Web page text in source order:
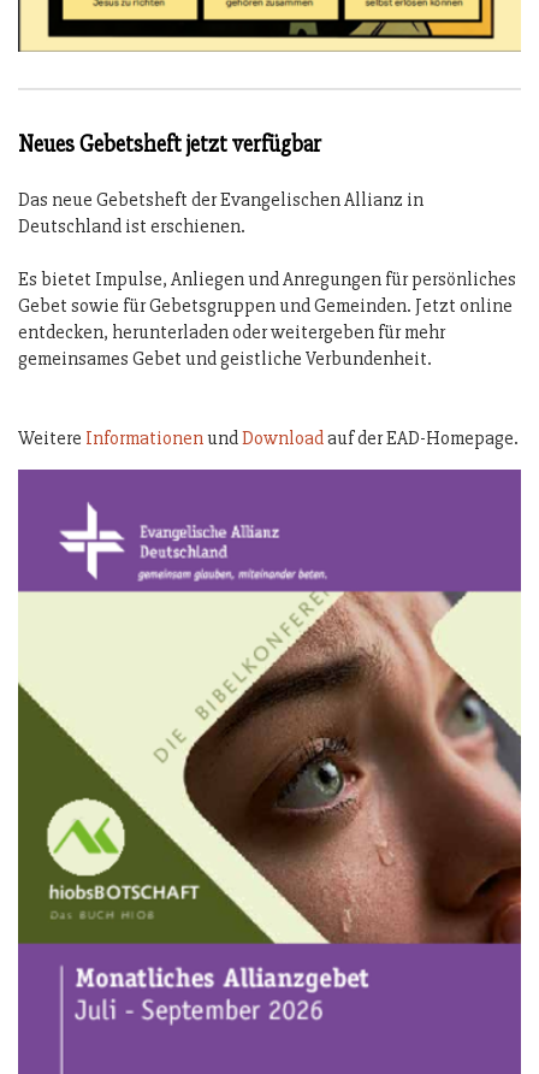
Neues Gebetsheft jetzt verfügbar
Das neue Gebetsheft der Evangelischen Allianz in
Deutschland ist erschienen.
Es bietet Impulse, Anliegen und Anregungen für persönliches
Gebet sowie für Gebetsgruppen und Gemeinden. Jetzt online
entdecken, herunterladen oder weitergeben für mehr
gemeinsames Gebet und geistliche Verbundenheit.
Weitere InformationenundDownloadauf der EAD-Homepage.